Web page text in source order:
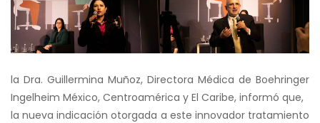
la Dra. Guillermina Muñoz, Directora Médica de Boehringer
Ingelheim México, Centroamérica y El Caribe, informó que,
la nueva indicación otorgada a este innovador tratamiento